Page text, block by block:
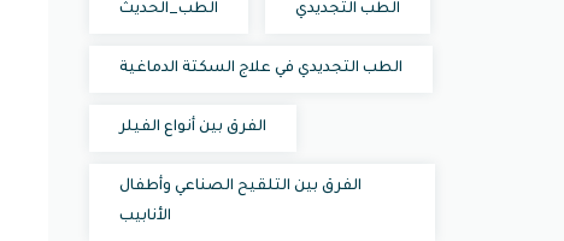
الطب_الحديث الطب التجديدي
الطب التجديدي في علاج السكتة الدماغية
الفرق بين أنواع الفيلر
الفرق بين التلقيح الصناعي وأطفال
الأنابيب